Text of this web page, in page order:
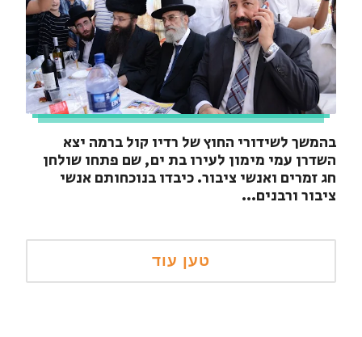
בהמשך לשידורי החוץ של רדיו קול ברמה יצא
השדרן עמי מימון לעירו בת ים, שם פתחו שולחן
חג זמרים ואנשי ציבור. כיבדו בנוכחותם אנשי
ציבור ורבנים...